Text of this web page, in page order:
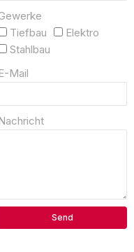
Tiefbau
Elektro
Stahlbau
Mail
Send